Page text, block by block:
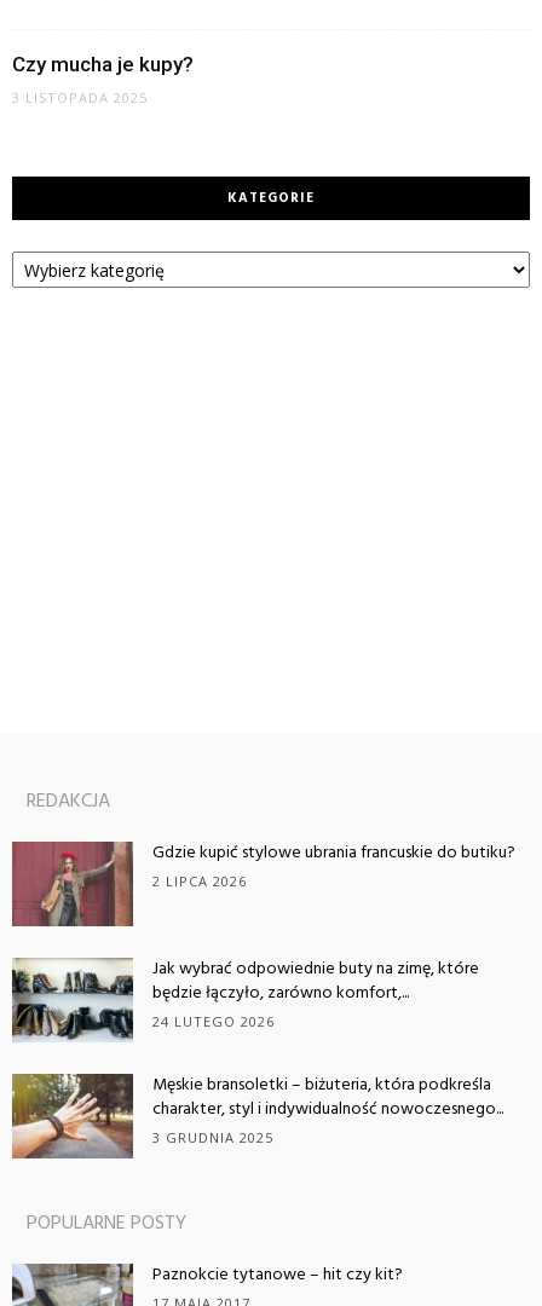
Czy mucha je kupy?
3 LISTOPADA 2025
KATEGORIE
Kategorie
REDAKCJA
Gdzie kupić stylowe ubrania francuskie do butiku?
2 LIPCA 2026
Jak wybrać odpowiednie buty na zimę, które
będzie łączyło, zarówno komfort,...
24 LUTEGO 2026
Męskie bransoletki – biżuteria, która podkreśla
charakter, styl i indywidualność nowoczesnego...
3 GRUDNIA 2025
POPULARNE POSTY
Paznokcie tytanowe – hit czy kit?